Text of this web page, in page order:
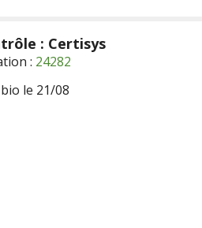
: Certisys
: 24282
le 21/08